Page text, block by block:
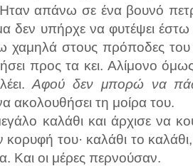
απάνω σε ένα βουνό
δεν υπήρχε να φυτέψει
χαμηλά στους πρόποδες του
προς τα κει. Αλίμονο
Αφού δεν μπορώ να
ακολουθήσει τη μοίρα του.
καλάθι και άρχισε να
κορυφή του· καλάθι το
Και οι μέρες περνούσαν.